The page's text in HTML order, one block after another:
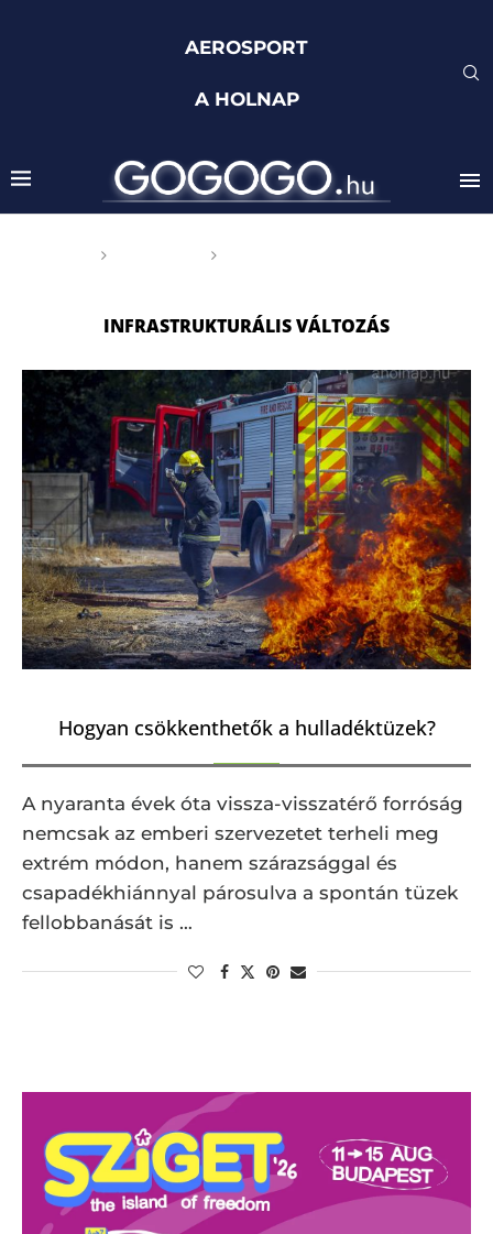
AEROSPORT
A HOLNAP
INFRASTRUKTURÁLIS VÁLTOZÁS
Hogyan csökkenthetők a hulladéktüzek?
A nyaranta évek óta vissza-visszatérő forróság
nemcsak az emberi szervezetet terheli meg
extrém módon, hanem szárazsággal és
csapadékhiánnyal párosulva a spontán tüzek
fellobbanását is …